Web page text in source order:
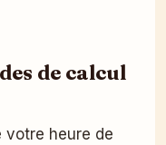
de calcul
votre heure de